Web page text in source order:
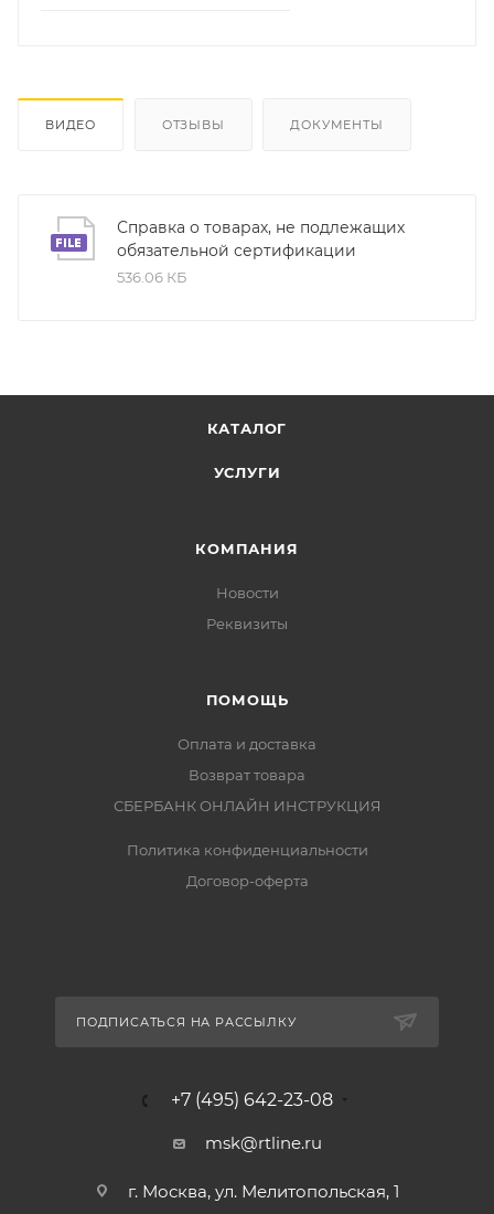
ВИДЕО ОТЗЫВЫ ДОКУМЕНТЫ
Справка о товарах, не подлежащих
обязательной сертификации
536.06 КБ
КАТАЛОГ
УСЛУГИ
КОМПАНИЯ
Новости
Реквизиты
ПОМОЩЬ
Оплата и доставка
Возврат товара
СБЕРБАНК ОНЛАЙН ИНСТРУКЦИЯ
Политика конфиденциальности
Договор-оферта
ПОДПИСАТЬСЯ НА РАССЫЛКУ
+7 (495) 642-23-08
msk@rtline.ru
г. Москва, ул. Мелитопольская, 1